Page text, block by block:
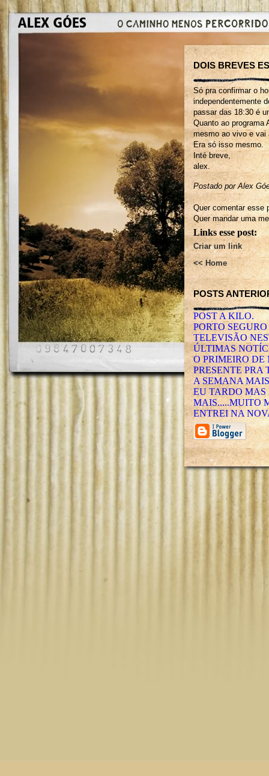
DOIS BREVES
Só pra confirmar o
independentemente
passar das 18:30 é
Quanto ao programa
mesmo ao vivo e vai
Era só isso mesmo.
Inté breve,
alex.
Postado por Alex
Quer comentar esse
Quer mandar uma
Links esse post:
Criar um link
<< Home
POSTS
POST A KILO.
PORTO
TELEVISÃO
ÚLTIMAS
O PRIMEIRO
PRESENTE PRA
A SEMANA
EU TARDO
MAIS.....MUITO
ENTREI NA